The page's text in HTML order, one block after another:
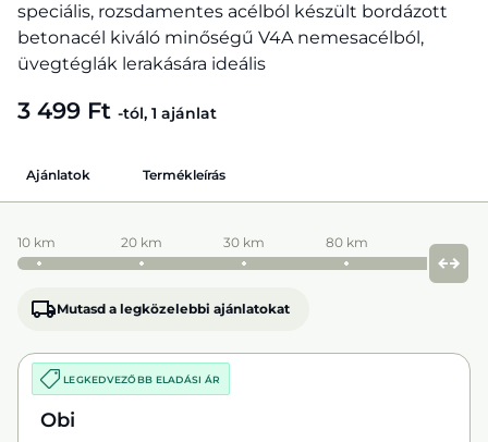
speciális, rozsdamentes acélból készült bordázott
betonacél kiváló minőségű V4A nemesacélból,
üvegtéglák lerakására ideális
3 499 Ft -tól, 1 ajánlat
Ajánlatok Termékleírás
10 km 20 km 30 km 80 km
Mutasd a legközelebbi ajánlatokat
LEGKEDVEZŐBB ELADÁSI ÁR
Obi